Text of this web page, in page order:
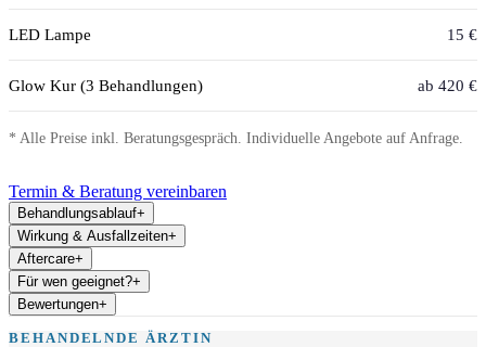
LED Lampe 15 €
Glow Kur (3 Behandlungen) ab 420 €
* Alle Preise inkl. Beratungsgespräch. Individuelle Angebote auf Anfrage.
Termin & Beratung vereinbaren
Behandlungsablauf+
Wirkung & Ausfallzeiten+
Aftercare+
Für wen geeignet?+
Bewertungen+
BEHANDELNDE ÄRZTIN